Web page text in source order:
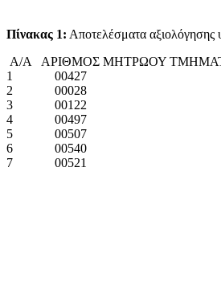
Πίνακας 1: Αποτελέσματα αξιολόγησης
Α/Α ΑΡΙΘΜΟΣ ΜΗΤΡΩΟΥ
1 00427
2 00028
3 00122
4 00497
5 00507
6 00540
7 00521